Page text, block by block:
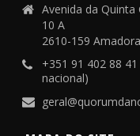
Avenida da Quinta
10 A
2610-159 Amadora
+351 91 402 88
nacional)